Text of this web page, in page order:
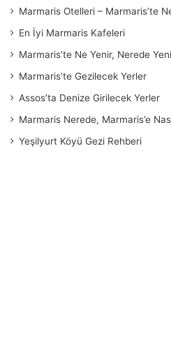
Marmaris Otelleri – Marmaris’te
En İyi Marmaris Kafeleri
Marmaris’te Ne Yenir, Nerede
Marmaris’te Gezilecek Yerler
Assos’ta Denize Girilecek Yerler
Marmaris Nerede, Marmaris’e
Yeşilyurt Köyü Gezi Rehberi